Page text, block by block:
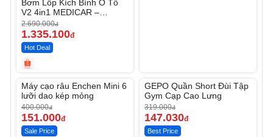
Bơm Lốp Kích Bình Ô Tô
V2 4in1 MEDICAR –
12.000mAh
2.690.000đ
1.335.100đ
Hot Deal
-62%
Máy cạo râu Enchen Mini 6
lưỡi dao kép mỏng
400.000đ
151.000đ
Sale Price
-53%
GEPO Quần Short Đùi Tập
Gym Cạp Cao Lưng
319.000đ
147.030đ
Best Price